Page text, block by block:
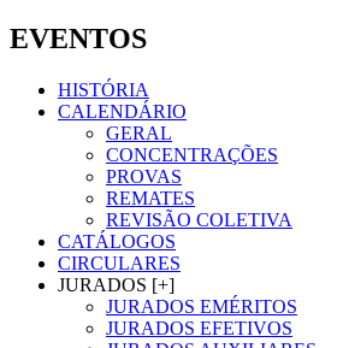
EVENTOS
HISTÓRIA
CALENDÁRIO
GERAL
CONCENTRAÇÕES
PROVAS
REMATES
REVISÃO COLETIVA
CATÁLOGOS
CIRCULARES
JURADOS [+]
JURADOS EMÉRITOS
JURADOS EFETIVOS